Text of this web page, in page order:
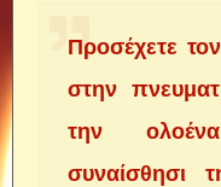
Προσέχετε
στην
την
συναίσθησι